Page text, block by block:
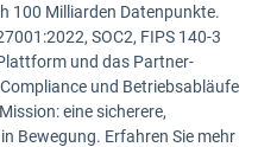
100 Milliarden Datenpunkte.
SOC2, FIPS 140-3
und das Partner-
und Betriebsabläufe
eine sicherere,
Bewegung. Erfahren Sie mehr